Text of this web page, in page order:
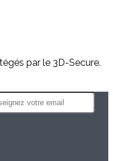
par le 3D-Secure.